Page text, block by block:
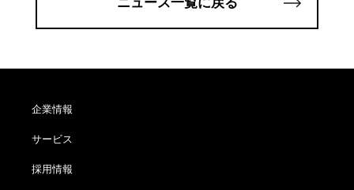
企業情報
サービス
採用情報